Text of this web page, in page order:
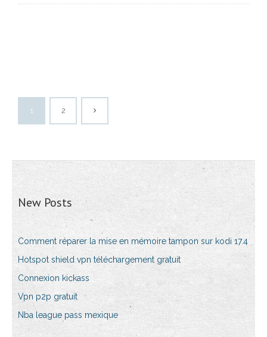
1 2
New Posts
Comment réparer la mise en mémoire tampon sur kodi 17.4
Hotspot shield vpn téléchargement gratuit
Connexion kickass
Vpn p2p gratuit
Nba league pass mexique